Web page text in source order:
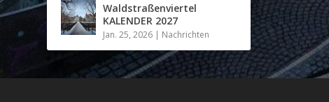
Waldstraßenviertel
KALENDER 2027
Jan. 25, 2026 | Nachrichten